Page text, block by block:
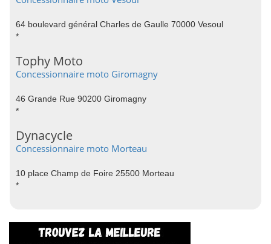
64 boulevard général Charles de Gaulle 70000 Vesoul
*
Tophy Moto
Concessionnaire moto Giromagny
46 Grande Rue 90200 Giromagny
*
Dynacycle
Concessionnaire moto Morteau
10 place Champ de Foire 25500 Morteau
*